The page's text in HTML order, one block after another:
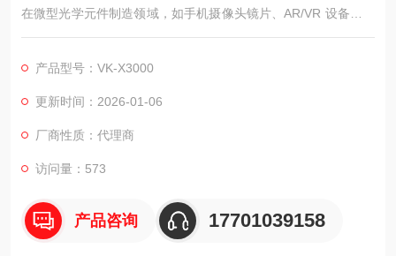
在微型光学元件制造领域，如手机摄像头镜片、AR/VR 设备光学
模组、微型传感器透镜等，元件的表面面型精度、透光性及微观
面划痕，都可能导致光线折射异常、成像模糊，影响终端产品体
验。基恩士 VK-X3000 激光共聚焦显微镜凭借多模式测量优势、
制造全流程
产品型号：VK-X3000
更新时间：2026-01-06
厂商性质：代理商
访问量：573
产品咨询 17701039158